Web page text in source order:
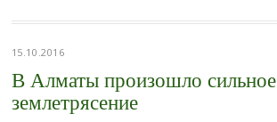
15.10.2016
В Алматы произошло сильное
землетрясение